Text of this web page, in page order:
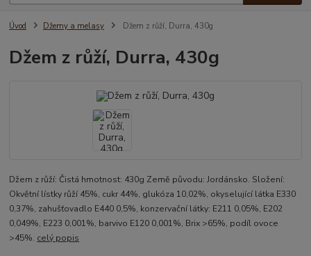
Úvod Džemy a melasy Džem z růží, Durra, 430g
Džem z růží, Durra, 430g
Džem z růží: Čistá hmotnost: 430g Země původu: Jordánsko. Složení:
Okvětní lístky růží 45%, cukr 44%, glukóza 10,02%, okyselující látka E330
0,37%, zahušťovadlo E440 0,5%, konzervační látky: E211 0,05%, E202
0,049%, E223 0,001%, barvivo E120 0,001%, Brix >65%, podíl ovoce
>45%. celý popis